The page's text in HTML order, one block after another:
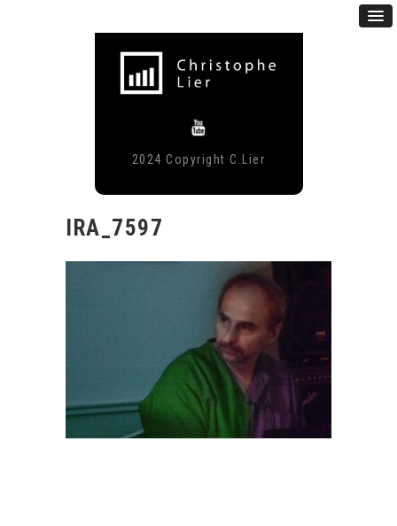
2024 Copyright C.Lier
IRA_7597